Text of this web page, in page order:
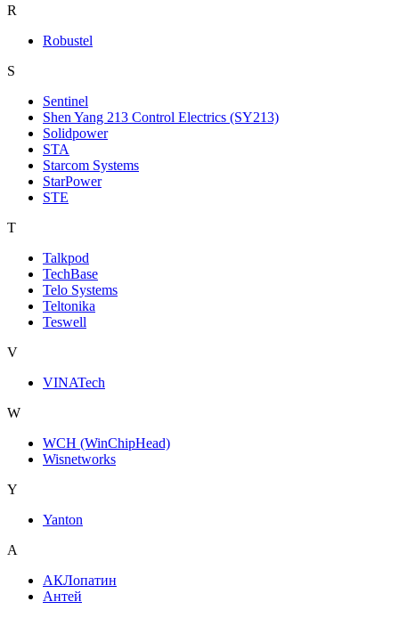
R
Robustel
S
Sentinel
Shen Yang 213 Control Electrics (SY213)
Solidpower
STA
Starcom Systems
StarPower
STE
T
Talkpod
TechBase
Telo Systems
Teltonika
Teswell
V
VINATech
W
WCH (WinChipHead)
Wisnetworks
Y
Yanton
А
АКЛопатин
Антей